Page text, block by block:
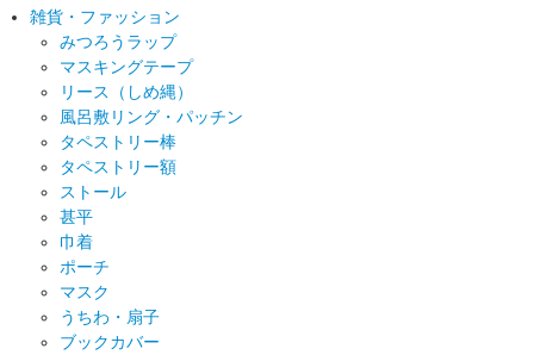
雑貨・ファッション
みつろうラップ
マスキングテープ
リース（しめ縄）
風呂敷リング・パッチン
タペストリー棒
タペストリー額
ストール
甚平
巾着
ポーチ
マスク
うちわ・扇子
ブックカバー